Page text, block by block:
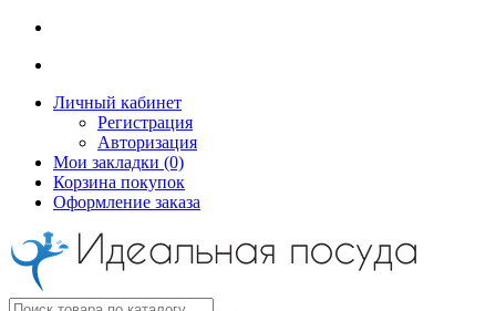
Личный кабинет
Регистрация
Авторизация
Мои закладки (0)
Корзина покупок
Оформление заказа